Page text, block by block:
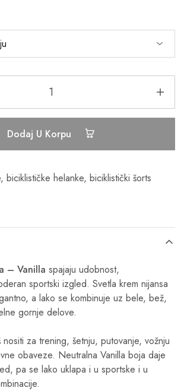
Dodaj U Korpu
, biciklističke helanke, biciklistički šorts
– Vanilla spajaju udobnost,
sportski izgled. Svetla krem nijansa
a lako se kombinuje uz bele, bež,
gornje delove.
za trening, šetnju, putovanje, vožnju
obaveze. Neutralna Vanilla boja daje
pa se lako uklapa i u sportske i u